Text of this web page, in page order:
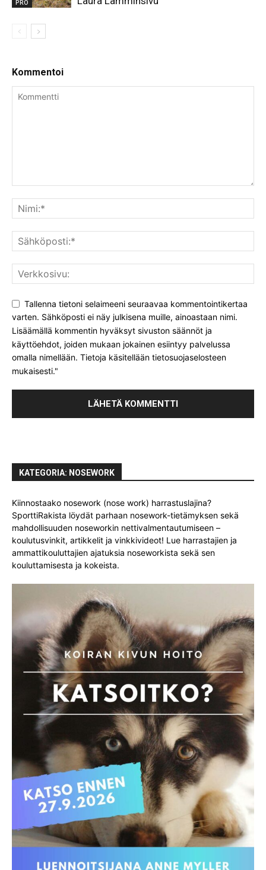
PRO
Kommentoi
Tallenna tietoni selaimeeni seuraavaa kommentointikertaa
varten. Sähköposti ei näy julkisena muille, ainoastaan nimi.
Lisäämällä kommentin hyväksyt sivuston säännöt ja
käyttöehdot, joiden mukaan jokainen esiintyy palvelussa
omalla nimellään. Tietoja käsitellään tietosuojaselosteen
mukaisesti."
KATEGORIA: NOSEWORK
Kiinnostaako nosework (nose work) harrastuslajina?
SporttiRakista löydät parhaan nosework-tietämyksen sekä
mahdollisuuden noseworkin nettivalmentautumiseen –
koulutusvinkit, artikkelit ja vinkkivideot! Lue harrastajien ja
ammattikouluttajien ajatuksia noseworkista sekä sen
kouluttamisesta ja kokeista.